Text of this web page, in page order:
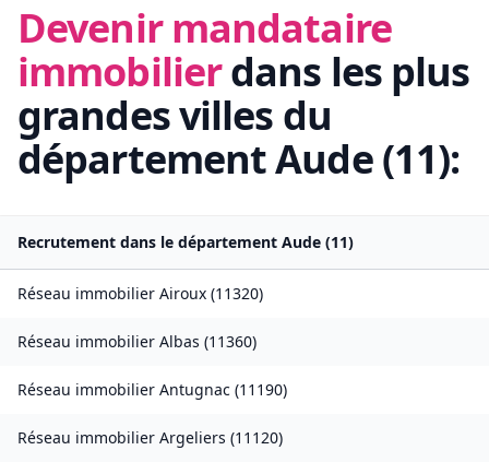
Devenir mandataire
immobilierdans les plus
grandes villes du
départementAude(11):
Recrutement dans le département Aude (11)
Réseau immobilier Airoux (11320)
Réseau immobilier Albas (11360)
Réseau immobilier Antugnac (11190)
Réseau immobilier Argeliers (11120)